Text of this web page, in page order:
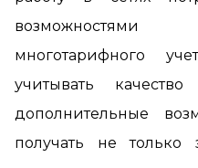
возможностями
многотарифного
учитывать
дополнительные
получать не только